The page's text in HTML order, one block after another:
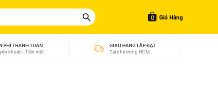
0 Giỏ Hàng
PHÍ THANH TOÁN
khoản - Tiền mặt
GIAO HÀNG LẮP ĐẶT
Tại nhà trong HCM